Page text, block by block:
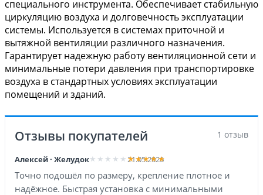
специального инструмента. Обеспечивает стабильную
циркуляцию воздуха и долговечность эксплуатации
системы. Используется в системах приточной и
вытяжной вентиляции различного назначения.
Гарантирует надежную работу вентиляционной сети и
минимальные потери давления при транспортировке
воздуха в стандартных условиях эксплуатации
помещений и зданий.
Отзывы покупателей 1 отзыв
Алексей · Желудок 21.05.2026
Точно подошёл по размеру, крепление плотное и
надёжное. Быстрая установка с минимальными